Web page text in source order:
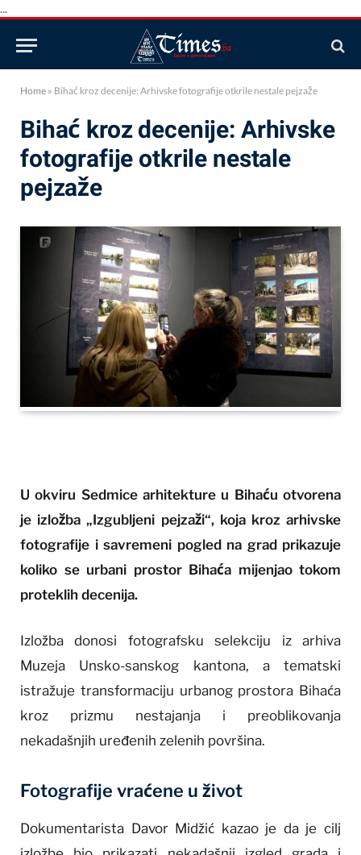
...
Home » Bihać kroz decenije: Arhivske fotografije otkrile nestale pejzaže
Bihać kroz decenije: Arhivske
fotografije otkrile nestale
pejzaže
U okviru Sedmice arhitekture u Bihaću otvorena
je izložba „Izgubljeni pejzaži“, koja kroz arhivske
fotografije i savremeni pogled na grad prikazuje
koliko se urbani prostor Bihaća mijenjao tokom
proteklih decenija.
Izložba donosi fotografsku selekciju iz arhiva
Muzeja Unsko-sanskog kantona, a tematski
istražuje transformaciju urbanog prostora Bihaća
kroz prizmu nestajanja i preoblikovanja
nekadašnjih uređenih zelenih površina.
Fotografije vraćene u život
Dokumentarista Davor Midžić kazao je da je cilj